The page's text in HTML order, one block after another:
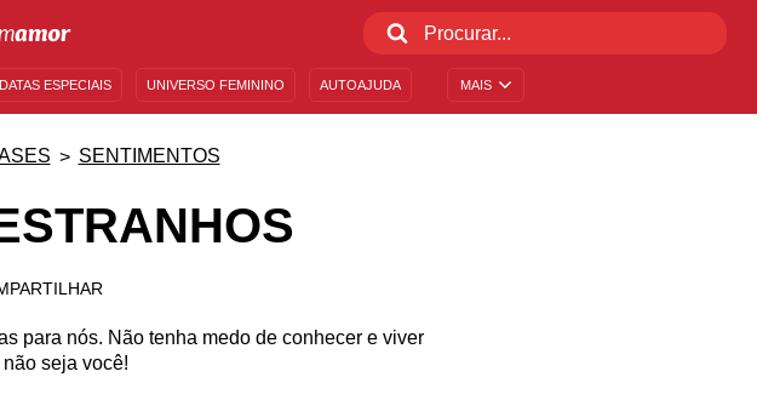
MAIS
DATAS ESPECIAIS UNIVERSO FEMININO AUTOAJUDA
SENTIMENTOS
para nós. Não tenha medo de conhecer e viver
seja você!